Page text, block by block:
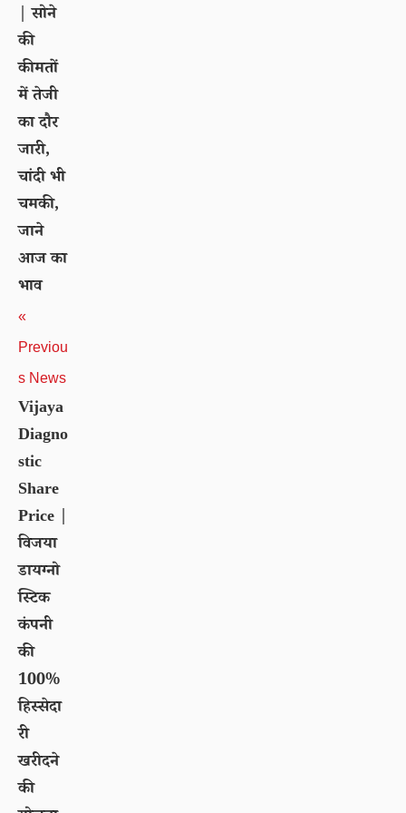
| सोने
की
कीमतों
में तेजी
का दौर
जारी,
चांदी भी
चमकी,
जाने
आज का
भाव
«
Previou
s News
Vijaya
Diagno
stic
Share
Price |
विजया
डायग्नो
स्टिक
कंपनी
की
100%
हिस्सेदा
री
खरीदने
की